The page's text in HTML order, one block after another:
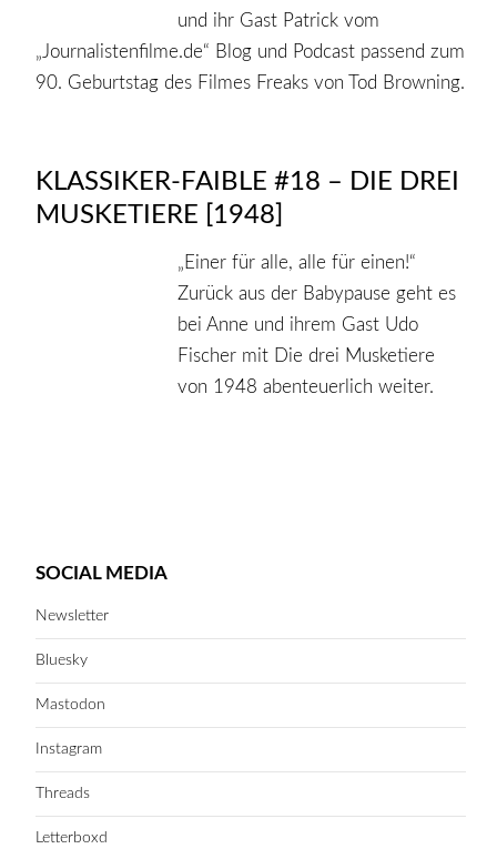
und ihr Gast Patrick vom
„Journalistenfilme.de“ Blog und Podcast passend zum
90. Geburtstag des Filmes Freaks von Tod Browning.
KLASSIKER-FAIBLE #18 – DIE DREI
MUSKETIERE [1948]
„Einer für alle, alle für einen!“
Zurück aus der Babypause geht es
bei Anne und ihrem Gast Udo
Fischer mit Die drei Musketiere
von 1948 abenteuerlich weiter.
SOCIAL MEDIA
Newsletter
Bluesky
Mastodon
Instagram
Threads
Letterboxd